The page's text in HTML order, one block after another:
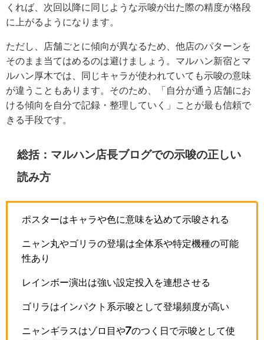
くれば、次回以降に同じような示唆が出た際の精度が格段
に上がるようになります。
ただし、店舗ごとに傾向が異なるため、他店のパターンを
そのまま当てはめるのは避けましょう。マルハン新宿とマ
ルハン厚木では、同じキャラが使われていても示唆の意味
が違うこともあります。そのため、「自分が通う店舗にお
ける傾向を自分で記録・整理していく」ことが最も信頼で
きる手段です。
総括：マルハン店長ブログでの示唆の正しい
読み方
ポスターはキャラや色に意味を込めて示唆される
ニャン丸やゴリラの登場は全体系や特定機種の可能
性あり
レインボー演出は強い設定投入を連想させる
ゴリラはインパクト系示唆として登場頻度が高い
ニャンギラスはゾロ目や7のつく日で示唆として使